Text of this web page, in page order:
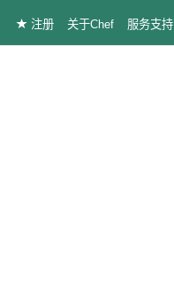
注册 关于Chef 服务支持